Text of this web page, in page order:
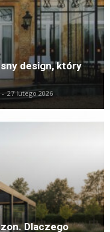
design, który
- 27 lutego 2026
Dlaczego